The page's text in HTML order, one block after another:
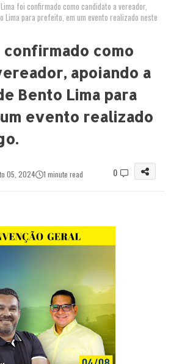
foi confirmado como candidato a vereador,
Lima para prefeito, em um evento realizado neste
confirmado como
apoiando a
Bento Lima para
evento realizado
05, 2024
1 minute read 0